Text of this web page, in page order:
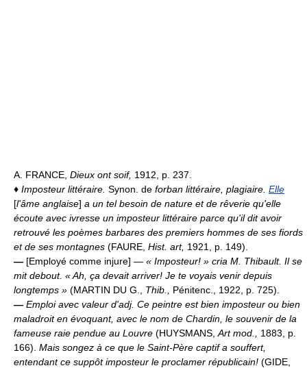
A. FRANCE, Dieux ont soif, 1912, p. 237.
♦ Imposteur littéraire. Synon. de forban littéraire, plagiaire. Elle
[l'âme anglaise] a un tel besoin de nature et de rêverie qu'elle
écoute avec ivresse un imposteur littéraire parce qu'il dit avoir
retrouvé les poèmes barbares des premiers hommes de ses fiords
et de ses montagnes (FAURE, Hist. art, 1921, p. 149).
— [Employé comme injure] — « Imposteur! » cria M. Thibault. Il se
mit debout. « Ah, ça devait arriver! Je te voyais venir depuis
longtemps » (MARTIN DU G., Thib., Pénitenc., 1922, p. 725).
— Emploi avec valeur d'adj. Ce peintre est bien imposteur ou bien
maladroit en évoquant, avec le nom de Chardin, le souvenir de la
fameuse raie pendue au Louvre (HUYSMANS, Art mod., 1883, p.
166). Mais songez à ce que le Saint-Père captif a souffert,
entendant ce suppôt imposteur le proclamer républicain! (GIDE,